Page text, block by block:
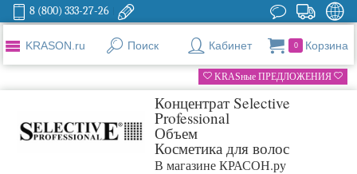
8 (800) 333-27-26
KRASON.ru Поиск Кабинет 0 Корзина
KRASные ПРЕДЛОЖЕНИЯ
Концентрат Selective
Professional
Объем
Косметика для волос
В магазине КРАСОН.ру